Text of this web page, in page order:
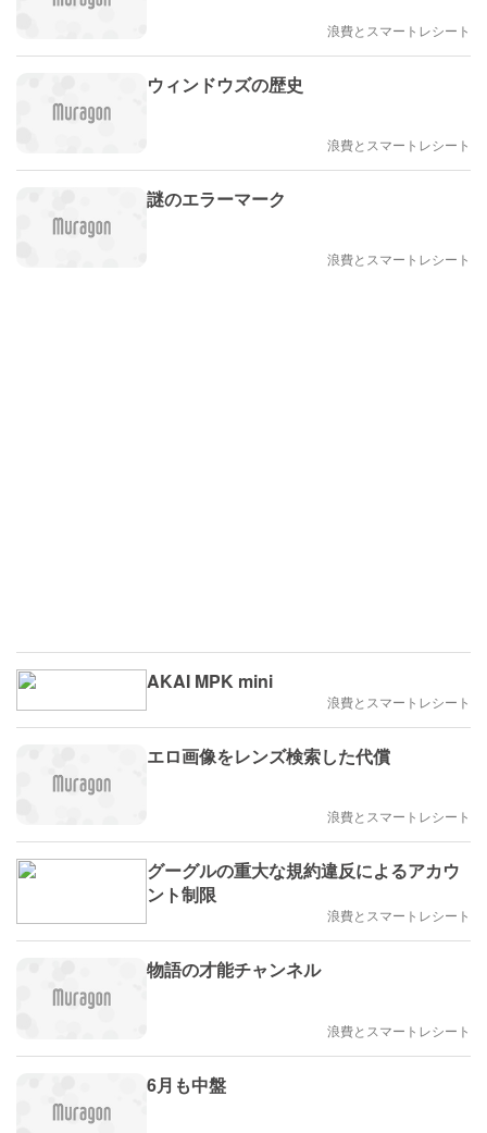
浪費とスマートレシート
ウィンドウズの歴史
浪費とスマートレシート
謎のエラーマーク
浪費とスマートレシート
AKAI MPK mini
浪費とスマートレシート
エロ画像をレンズ検索した代償
浪費とスマートレシート
グーグルの重大な規約違反によるアカウ
ント制限
浪費とスマートレシート
物語の才能チャンネル
浪費とスマートレシート
6月も中盤